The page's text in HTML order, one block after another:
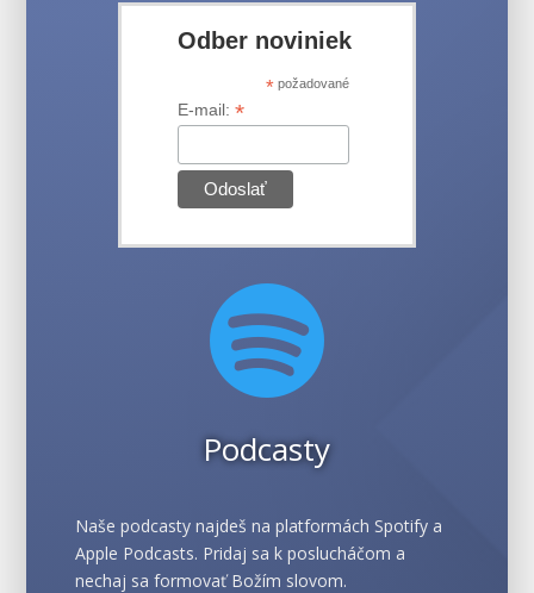
Odber noviniek
*požadované
E-mail: *

Podcasty
Naše podcasty najdeš na platformách Spotify a
Apple Podcasts. Pridaj sa k poslucháčom a
nechaj sa formovať Božím slovom.